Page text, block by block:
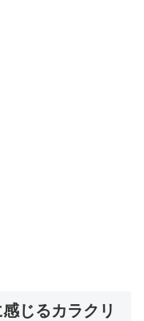
じるカラクリ